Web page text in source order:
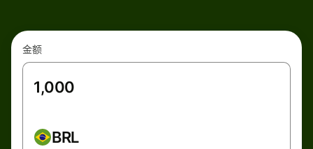
金额
BRL